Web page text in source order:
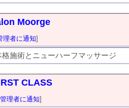
Moorge
理者に通知]
施術とニューハーフマッサージ
CLASS
管理者に通知]